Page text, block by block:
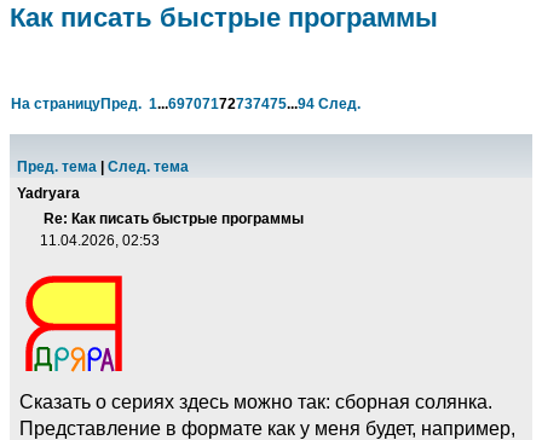
Как писать быстрые программы
На страницуПред. 1...69707172737475...94 След.
Пред. тема
След. тема
Yadryara
Re: Как писать быстрые программы
11.04.2026, 02:53
Сказать о сериях здесь можно так: сборная солянка.
Представление в формате как у меня будет, например,